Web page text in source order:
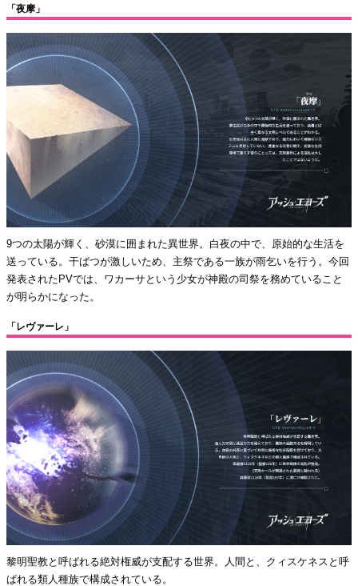
「夜摩」
9つの太陽が輝く、砂漠に囲まれた異世界。白夜の中で、原始的な生活を
送っている。干ばつが激しいため、主祭である一族が雨乞いを行う。今回
発表されたPVでは、ワカーサという少女が神殿の司祭を務めていること
が明らかになった。
「レヴァーレ」
黎明聖教と呼ばれる絶対権威が支配する世界。人間と、クィスケネスと呼
ばれる類人種族で構成されている。